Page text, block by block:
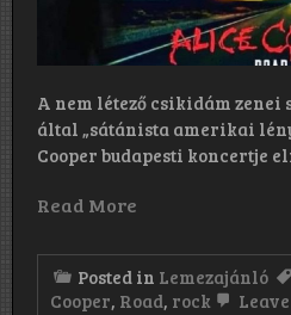
A nem létező csikidám
által „sátánista amerikai
Cooper budapesti koncertje
Read More
Posted in Lemezajánló
Cooper, Road, rock